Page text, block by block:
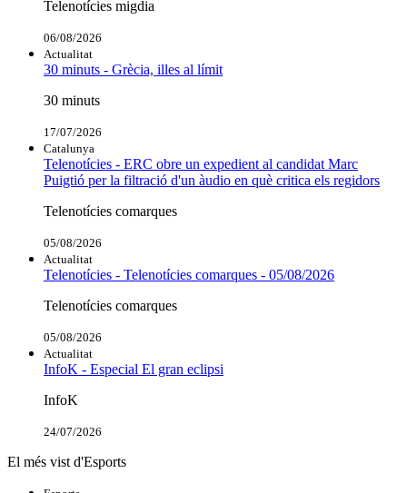
Telenotícies migdia
06/08/2026
Actualitat
30 minuts - Grècia, illes al límit
30 minuts
17/07/2026
Catalunya
Telenotícies - ERC obre un expedient al candidat Marc
Puigtió per la filtració d'un àudio en què critica els regidors
Telenotícies comarques
05/08/2026
Actualitat
Telenotícies - Telenotícies comarques - 05/08/2026
Telenotícies comarques
05/08/2026
Actualitat
InfoK - Especial El gran eclipsi
InfoK
24/07/2026
El més vist d'Esports